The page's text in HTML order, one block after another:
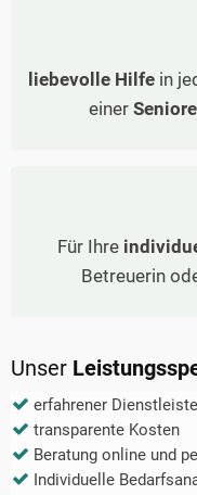
liebevolle Hilfe in
einer
Für Ihre
Betreuerin
Unser
erfahrener
transparente Kosten
Beratung online und
Individuelle